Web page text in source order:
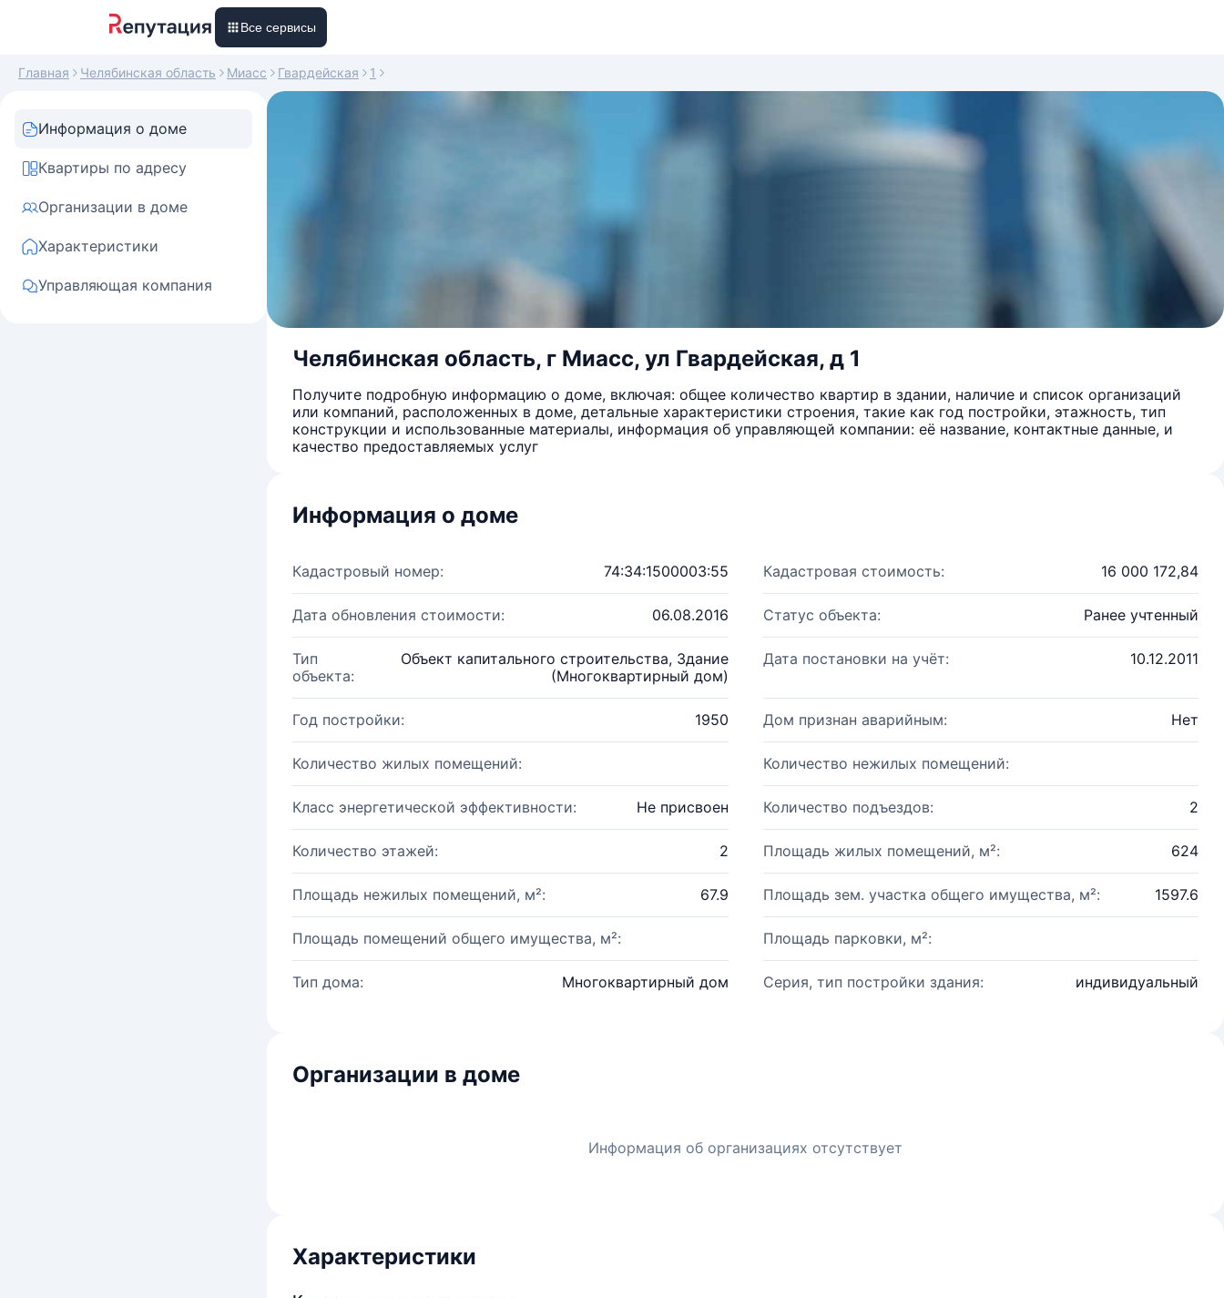
Все сервисы
Главная Челябинская область Миасс Гвардейская 1
Информация о доме
Квартиры по адресу
Организации в доме
Характеристики
Управляющая компания
Челябинская область, г Миасс, ул Гвардейская, д 1
Получите подробную информацию о доме, включая: общее количество квартир в здании, наличие и список организаций
или компаний, расположенных в доме, детальные характеристики строения, такие как год постройки, этажность, тип
конструкции и использованные материалы, информация об управляющей компании: её название, контактные данные, и
качество предоставляемых услуг
Информация о доме
Кадастровый номер: 74:34:1500003:55 Кадастровая стоимость: 16 000 172,84
Дата обновления стоимости: 06.08.2016 Статус объекта: Ранее учтенный
Тип
объекта:
Объект капитального строительства, Здание
(Многоквартирный дом)
Дата постановки на учёт: 10.12.2011
Год постройки: 1950 Дом признан аварийным: Нет
Количество жилых помещений: Количество нежилых помещений:
Класс энергетической эффективности: Не присвоен Количество подъездов: 2
Количество этажей: 2 Площадь жилых помещений, м²: 624
Площадь нежилых помещений, м²: 67.9 Площадь зем. участка общего имущества, м²: 1597.6
Площадь помещений общего имущества, м²: Площадь парковки, м²:
Тип дома: Многоквартирный дом Серия, тип постройки здания: индивидуальный
Организации в доме
Информация об организациях отсутствует
Характеристики